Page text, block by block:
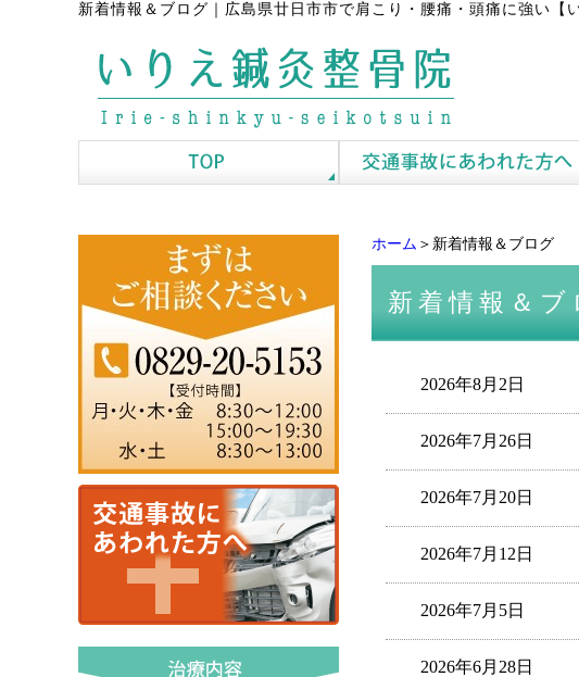
新着情報＆ブログ 広島県廿日市市で肩こり・腰痛・頭痛に強い【
ホーム ＞新着情報＆ブログ
新着情報＆ブ
2026年8月2日
2026年7月26日
2026年7月20日
2026年7月12日
2026年7月5日
2026年6月28日